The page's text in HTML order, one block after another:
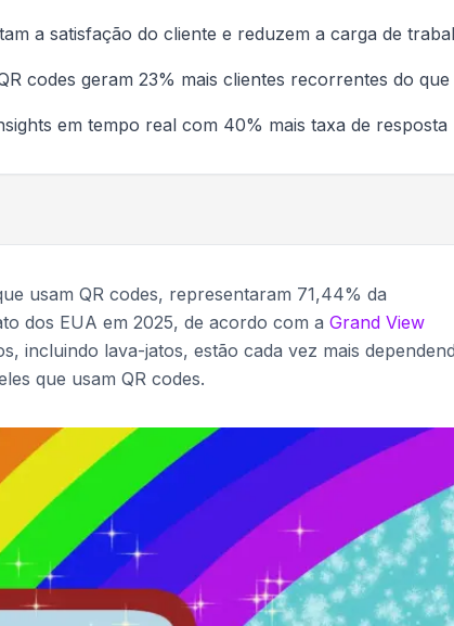
a satisfação do cliente e reduzem a carga de
codes geram 23% mais clientes recorrentes do
em tempo real com 40% mais taxa de resposta
usam QR codes, representaram 71,44% da
dos EUA em 2025, de acordo com a Grand View
incluindo lava-jatos, estão cada vez mais
que usam QR codes.